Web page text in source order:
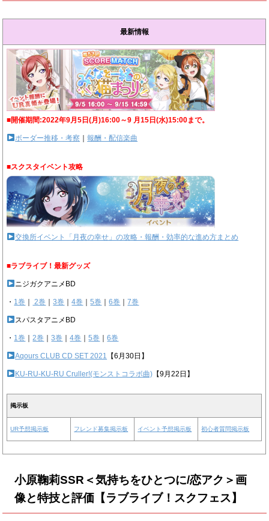
最新情報
■開催期間:2022年9月5日(月)16:00～9 月15日(水)15:00まで。
ボーダー推移・考察 ｜報酬・配信楽曲
■スクスタイベント攻略
交換所イベント「月夜の幸せ」の攻略・報酬・効率的な進め方まとめ
■ラブライブ！最新グッズ
ニジガクアニメBD
・ 1巻 2巻 ｜3巻 ｜4巻 ｜5巻 ｜6巻 ｜7巻
スパスタアニメBD
・ 1巻 ｜2巻 ｜3巻 ｜4巻 ｜5巻 ｜6巻
Aqours CLUB CD SET 2021 【6月30日】
KU-RU-KU-RU Cruller!(モンストコラボ曲) 【9月22日】
掲示板
UR予想掲示板 フレンド募集掲示板 イベント予想掲示板 初心者質問掲示板
小原鞠莉SSR＜気持ちをひとつに/恋アク＞画
像と特技と評価【ラブライブ！スクフェス】